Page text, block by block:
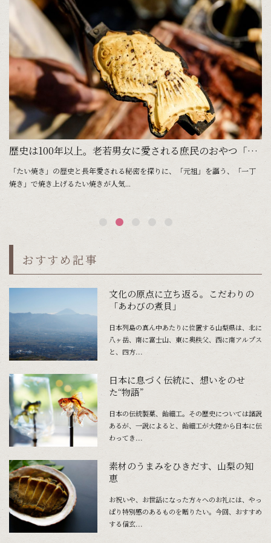
歴史は100年以上。老若男女に愛される庶民のおやつ「たい焼き」
「たい焼き」の歴史と長年愛される秘密を探りに、「元祖」を謳う、「一丁
焼き」で焼き上げるたい焼きが人気...
おすすめ記事
文化の原点に立ち返る。こだわりの
「あわびの煮貝」
日本列島の真ん中あたりに位置する山梨県は、北に
八ヶ岳、南に富士山、東に奥秩父、西に南アルプス
と、四方...
日本に息づく伝統に、想いをのせ
た“物語”
日本の伝統製菓、飴細工。その歴史については諸説
あるが、一説によると、飴細工が大陸から日本に伝
わってき...
素材のうまみをひきだす、山梨の知
恵
お祝いや、お世話になった方々へのお礼には、やっ
ぱり特別感のあるものを贈りたい。今回、おすすめ
する信玄...